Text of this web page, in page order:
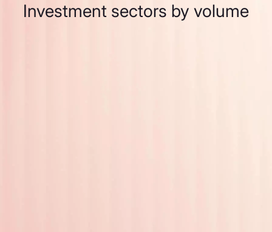
Investment sectors by volume